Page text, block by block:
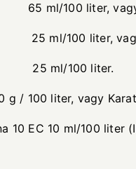
liter,
liter,
100 liter.
vagy
10 EC 10 ml/100 liter
július 3.